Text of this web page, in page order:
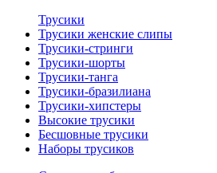
Трусики
Трусики женские слипы
Трусики-стринги
Трусики-шорты
Трусики-танга
Трусики-бразилиана
Трусики-хипстеры
Высокие трусики
Бесшовные трусики
Наборы трусиков